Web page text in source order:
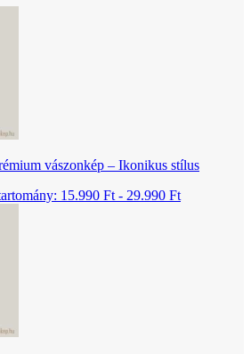
vászonkép – Ikonikus stílus
15.990 Ft - 29.990 Ft